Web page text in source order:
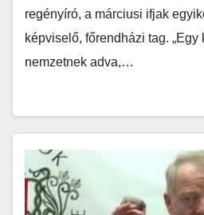
regényíró, a márciusi ifjak
képviselő, főrendházi tag.
nemzetnek adva,…